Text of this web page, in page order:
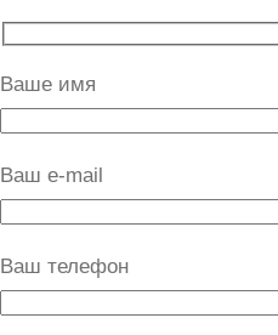
Ваше имя
Ваш e-mail
Ваш телефон